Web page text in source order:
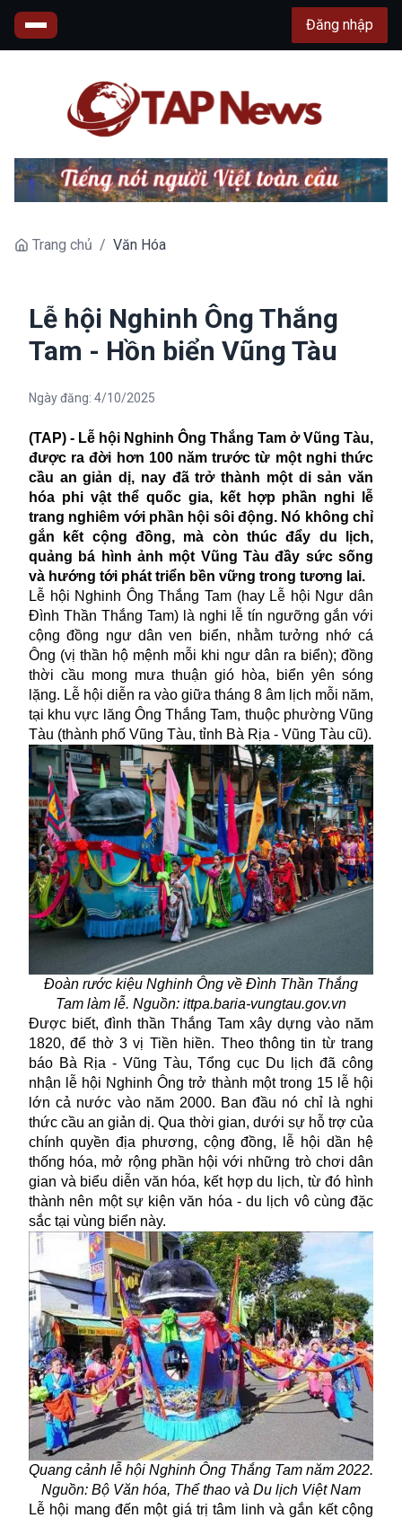
Đăng nhập
Trang chủ / Văn Hóa
Lễ hội Nghinh Ông Thắng
Tam - Hồn biển Vũng Tàu
Ngày đăng: 4/10/2025
(TAP) - Lễ hội Nghinh Ông Thắng Tam ở Vũng Tàu,
được ra đời hơn 100 năm trước từ một nghi thức
cầu an giản dị, nay đã trở thành một di sản văn
hóa phi vật thể quốc gia, kết hợp phần nghi lễ
trang nghiêm với phần hội sôi động. Nó không chỉ
gắn kết cộng đồng, mà còn thúc đẩy du lịch,
quảng bá hình ảnh một Vũng Tàu đầy sức sống
và hướng tới phát triển bền vững trong tương lai.
Lễ hội Nghinh Ông Thắng Tam (hay Lễ hội Ngư dân
Đình Thần Thắng Tam) là nghi lễ tín ngưỡng gắn với
cộng đồng ngư dân ven biển, nhằm tưởng nhớ cá
Ông (vị thần hộ mệnh mỗi khi ngư dân ra biển); đồng
thời cầu mong mưa thuận gió hòa, biển yên sóng
lặng. Lễ hội diễn ra vào giữa tháng 8 âm lịch mỗi năm,
tại khu vực lăng Ông Thắng Tam, thuộc phường Vũng
Tàu (thành phố Vũng Tàu, tỉnh Bà Rịa - Vũng Tàu cũ).
Đoàn rước kiệu Nghinh Ông về Đình Thần Thắng
Tam làm lễ. Nguồn: ittpa.baria-vungtau.gov.vn
Được biết, đình thần Thắng Tam xây dựng vào năm
1820, để thờ 3 vị Tiền hiền. Theo thông tin từ trang
báo Bà Rịa - Vũng Tàu, Tổng cục Du lịch đã công
nhận lễ hội Nghinh Ông trở thành một trong 15 lễ hội
lớn cả nước vào năm 2000. Ban đầu nó chỉ là nghi
thức cầu an giản dị. Qua thời gian, dưới sự hỗ trợ của
chính quyền địa phương, cộng đồng, lễ hội dần hệ
thống hóa, mở rộng phần hội với những trò chơi dân
gian và biểu diễn văn hóa, kết hợp du lịch, từ đó hình
thành nên một sự kiện văn hóa - du lịch vô cùng đặc
sắc tại vùng biển này.
Quang cảnh lễ hội Nghinh Ông Thắng Tam năm 2022.
Nguồn: Bộ Văn hóa, Thể thao và Du lịch Việt Nam
Lễ hội mang đến một giá trị tâm linh và gắn kết cộng